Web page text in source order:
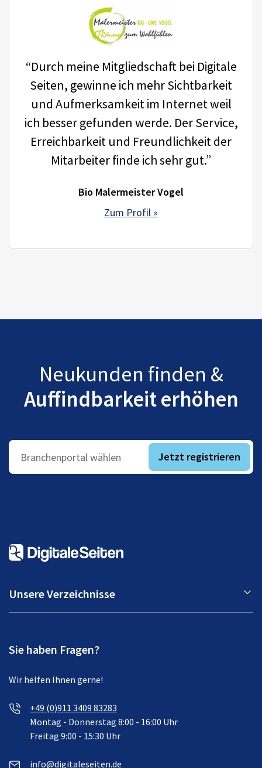
“Durch meine Mitgliedschaft bei Digitale
Seiten, gewinne ich mehr Sichtbarkeit
und Aufmerksamkeit im Internet weil
ich besser gefunden werde. Der Service,
Erreichbarkeit und Freundlichkeit der
Mitarbeiter finde ich sehr gut.”
Bio Malermeister Vogel
Zum Profil »
Neukunden finden &
Auffindbarkeit erhöhen
Branchenportal wählen Jetzt registrieren
Unsere Verzeichnisse
Sie haben Fragen?
Wir helfen Ihnen gerne!
+49 (0)911 3409 83283
Montag - Donnerstag 8:00 - 16:00 Uhr
Freitag 9:00 - 15:30 Uhr
info@digitaleseiten.de